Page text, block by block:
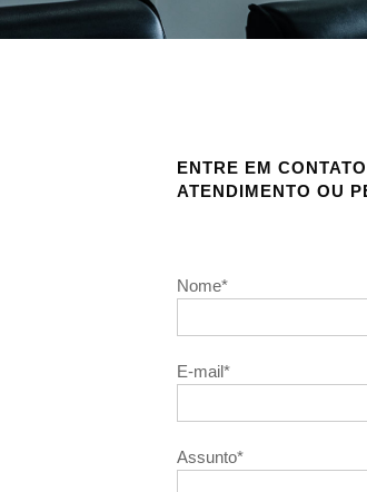
ENTRE EM
ATENDIMENTO OU
Nome*
E-mail*
Assunto*